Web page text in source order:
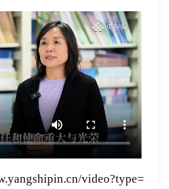
video?type=